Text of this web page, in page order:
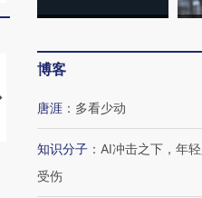
【推广】走进第四届链博
会，让数智科技“链”接产
有意思的生
博客
唐涯 ： 多看少动
知识分子 ： AI冲击之下，年
受伤